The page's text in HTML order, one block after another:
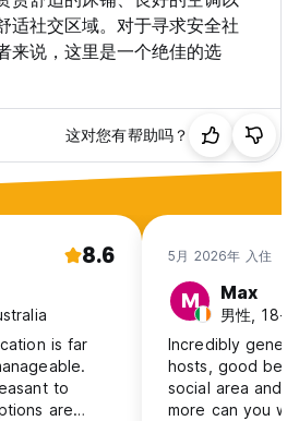
适社交区域。对于寻求安全社
来说，这里是一个绝佳的选
这对您有帮助吗？
8.6
is far
to
are
5月 2026年 入住
M Max
男性, 18-
Incredibly
hosts, good
social area and
more can you